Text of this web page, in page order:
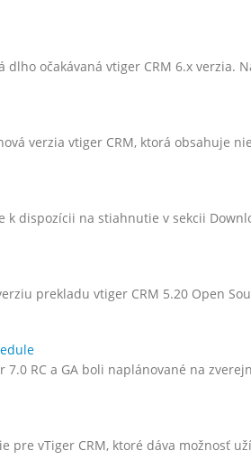
dlho očakávaná vtiger CRM 6.x verzia.
verzia vtiger CRM, ktorá obsahuje
k dispozícii na stiahnutie v sekcii
prekladu vtiger CRM 5.20 Open
7.0 RC a GA boli naplánované na
pre vTiger CRM, ktoré dáva možnosť